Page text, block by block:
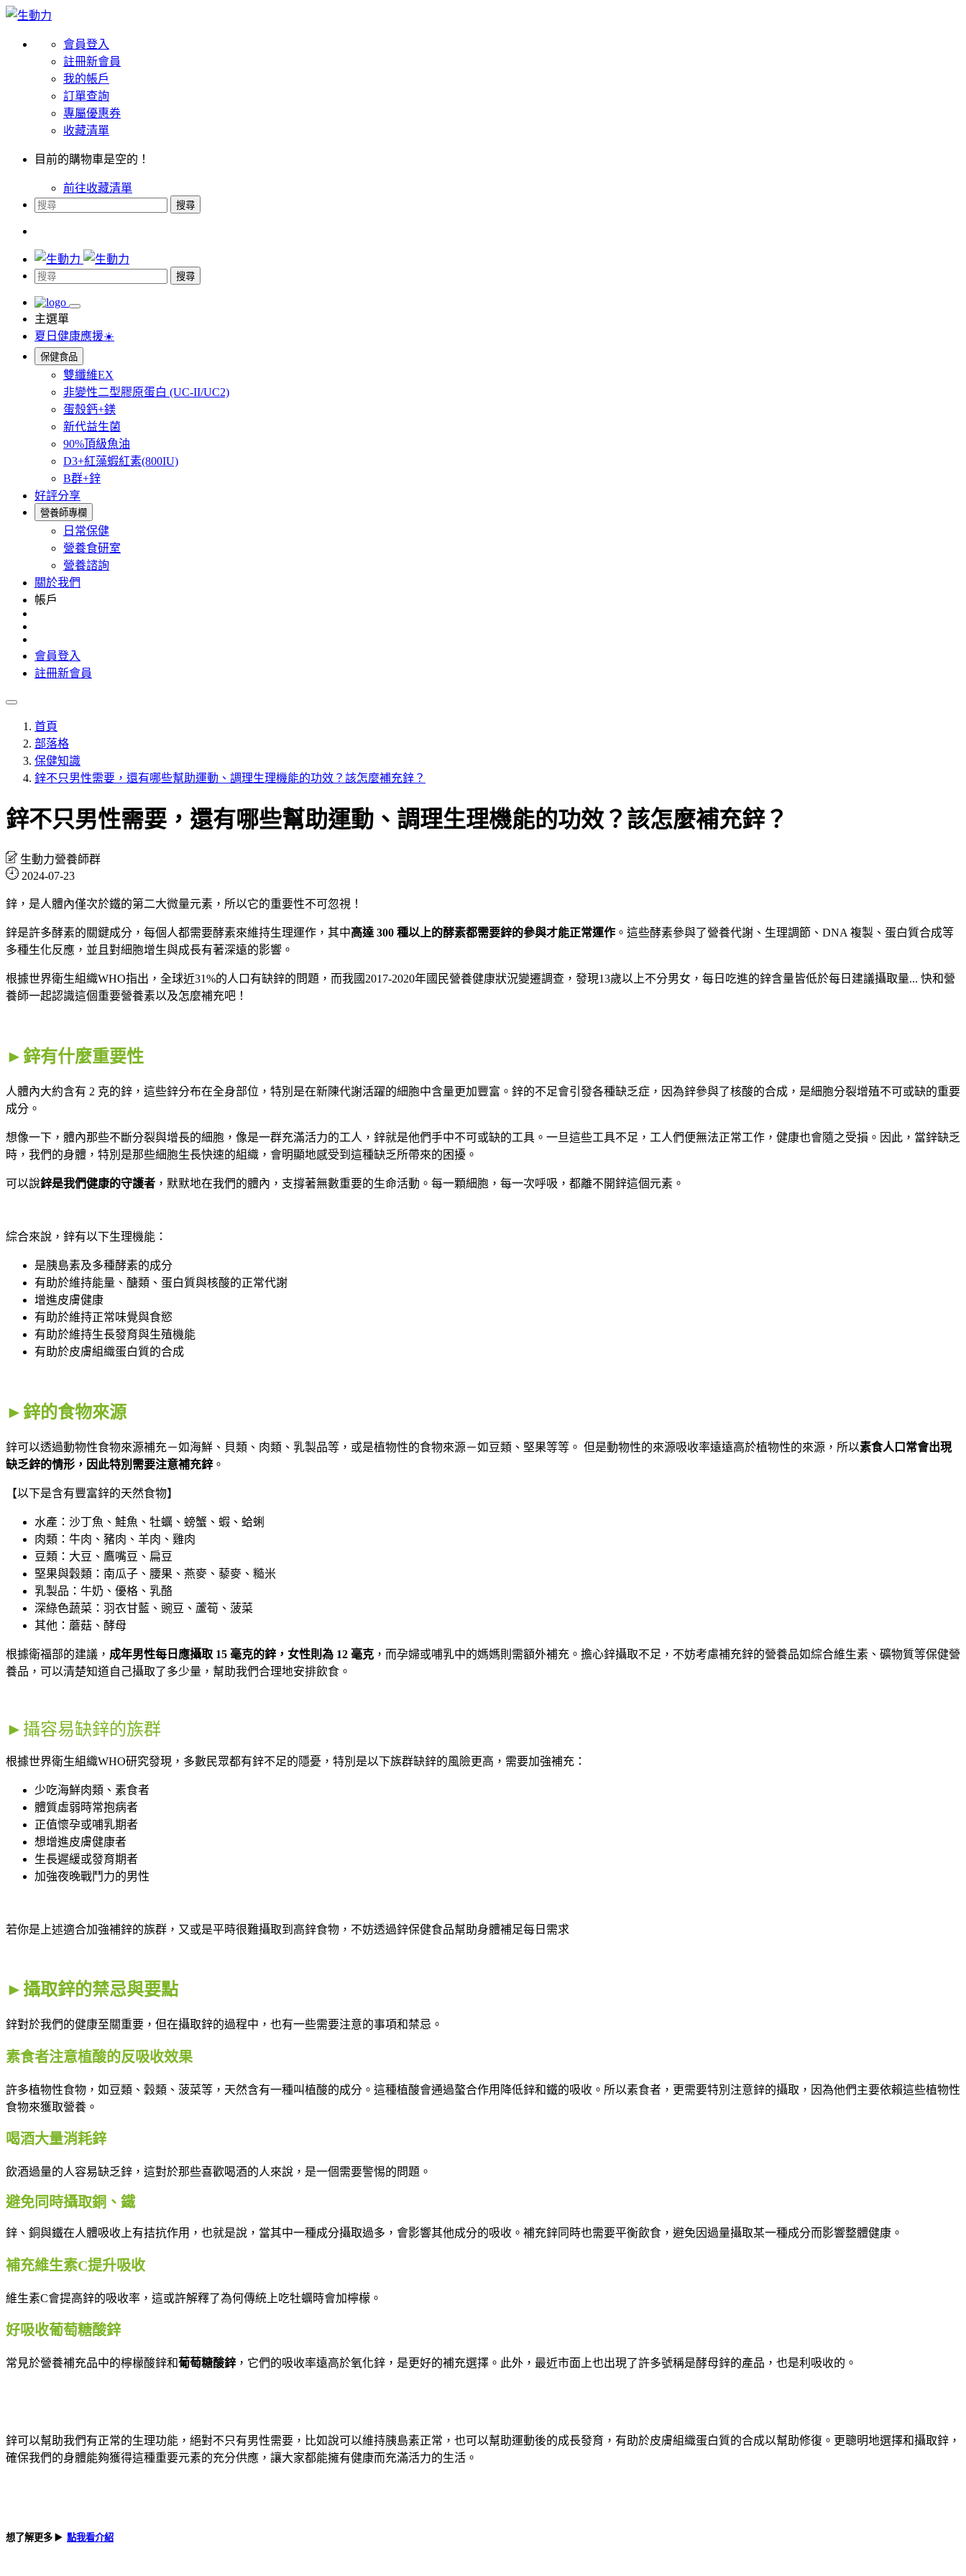
會員登入
註冊新會員
我的帳戶
訂單查詢
專屬優惠券
收藏清單
目前的購物車是空的！
前往收藏清單
搜尋
搜尋
主選單
夏日健康應援☀️
保健食品
雙纖維EX
非變性二型膠原蛋白 (UC-II/UC2)
蛋殼鈣+鎂
新代益生菌
90%頂級魚油
D3+紅藻蝦紅素(800IU)
B群+鋅
好評分享
營養師專欄
日常保健
營養食研室
營養諮詢
關於我們
帳戶
會員登入
註冊新會員
首頁
部落格
保健知識
鋅不只男性需要，還有哪些幫助運動、調理生理機能的功效？該怎麼補充鋅？
鋅不只男性需要，還有哪些幫助運動、調理生理機能的功效？該怎麼補充鋅？
生動力營養師群
2024-07-23
鋅，是人體內僅次於鐵的第二大微量元素，所以它的重要性不可忽視！
鋅是許多酵素的關鍵成分，每個人都需要酵素來維持生理運作，其中高達 300 種以上的酵素都需要鋅的參與才能正常運作 。這些酵素參與了營養代謝、生理調節、DNA 複製、蛋白質合成等
多種生化反應，並且對細胞增生與成長有著深遠的影響。
根據世界衛生組織WHO指出，全球近31%的人口有缺鋅的問題，而我國2017-2020年國民營養健康狀況變遷調查，發現13歲以上不分男女，每日吃進的鋅含量皆低於每日建議攝取量... 快和營
養師一起認識這個重要營養素以及怎麼補充吧！
►鋅有什麼重要性
人體內大約含有 2 克的鋅，這些鋅分布在全身部位，特別是在新陳代謝活躍的細胞中含量更加豐富。鋅的不足會引發各種缺乏症，因為鋅參與了核酸的合成，是細胞分裂增殖不可或缺的重要
成分。
想像一下，體內那些不斷分裂與增長的細胞，像是一群充滿活力的工人，鋅就是他們手中不可或缺的工具。一旦這些工具不足，工人們便無法正常工作，健康也會隨之受損。因此，當鋅缺乏
時，我們的身體，特別是那些細胞生長快速的組織，會明顯地感受到這種缺乏所帶來的困擾。
可以說鋅是我們健康的守護者 ，默默地在我們的體內，支撐著無數重要的生命活動。每一顆細胞，每一次呼吸，都離不開鋅這個元素。
綜合來說，鋅有以下生理機能：
是胰島素及多種酵素的成分
有助於維持能量、醣類、蛋白質與核酸的正常代謝
增進皮膚健康
有助於維持正常味覺與食慾
有助於維持生長發育與生殖機能
有助於皮膚組織蛋白質的合成
►鋅的食物來源
鋅可以透過動物性食物來源補充－如海鮮、貝類、肉類、乳製品等，或是植物性的食物來源－如豆類、堅果等等。 但是動物性的來源吸收率遠遠高於植物性的來源，所以素食人口常會出現
缺乏鋅的情形，因此特別需要注意補充鋅 。
【以下是含有豐富鋅的天然食物】
水產：沙丁魚、鮭魚、牡蠣、螃蟹、蝦、蛤蜊
肉類：牛肉、豬肉、羊肉、雞肉
豆類：大豆、鷹嘴豆、扁豆
堅果與穀類：南瓜子、腰果、燕麥、藜麥、糙米
乳製品：牛奶、優格、乳酪
深綠色蔬菜：羽衣甘藍、豌豆、蘆筍、菠菜
其他：蘑菇、酵母
根據衛福部的建議， 成年男性每日應攝取 15 毫克的鋅，女性則為 12 毫克 ，而孕婦或哺乳中的媽媽則需額外補充。擔心鋅攝取不足，不妨考慮補充鋅的營養品如綜合維生素、礦物質等保健營
養品，可以清楚知道自己攝取了多少量，幫助我們合理地安排飲食。
►攝容易缺鋅的族群
根據世界衛生組織WHO研究發現，多數民眾都有鋅不足的隱憂，特別是以下族群缺鋅的風險更高，需要加強補充：
少吃海鮮肉類、素食者
體質虛弱時常抱病者
正值懷孕或哺乳期者
想增進皮膚健康者
生長遲緩或發育期者
加強夜晚戰鬥力的男性
若你是上述適合加強補鋅的族群，又或是平時很難攝取到高鋅食物，不妨透過鋅保健食品幫助身體補足每日需求
►攝取鋅的禁忌與要點
鋅對於我們的健康至關重要，但在攝取鋅的過程中，也有一些需要注意的事項和禁忌。
素食者注意植酸的反吸收效果
許多植物性食物，如豆類、穀類、菠菜等，天然含有一種叫植酸的成分。這種植酸會通過螯合作用降低鋅和鐵的吸收。所以素食者，更需要特別注意鋅的攝取，因為他們主要依賴這些植物性
食物來獲取營養。
喝酒大量消耗鋅
飲酒過量的人容易缺乏鋅，這對於那些喜歡喝酒的人來說，是一個需要警惕的問題。
避免同時攝取銅、鐵
鋅、銅與鐵在人體吸收上有拮抗作用，也就是說，當其中一種成分攝取過多，會影響其他成分的吸收。補充鋅同時也需要平衡飲食，避免因過量攝取某一種成分而影響整體健康。
補充維生素C提升吸收
維生素C會提高鋅的吸收率，這或許解釋了為何傳統上吃牡蠣時會加檸檬。
好吸收葡萄糖酸鋅
常見於營養補充品中的檸檬酸鋅和葡萄糖酸鋅 ，它們的吸收率遠高於氧化鋅，是更好的補充選擇。此外，最近市面上也出現了許多號稱是酵母鋅的產品，也是利吸收的。
鋅可以幫助我們有正常的生理功能，絕對不只有男性需要，比如說可以維持胰島素正常，也可以幫助運動後的成長發育，有助於皮膚組織蛋白質的合成以幫助修復。更聰明地選擇和攝取鋅，
確保我們的身體能夠獲得這種重要元素的充分供應，讓大家都能擁有健康而充滿活力的生活。
想了解更多 ▶️ 點我看介紹